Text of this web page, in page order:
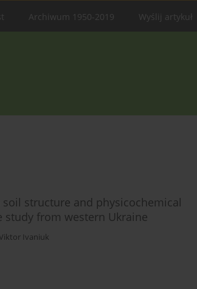
Archiwum 1950-2019 Wyślij artykuł
structure and physicochemical
study from western Ukraine
Ivaniuk